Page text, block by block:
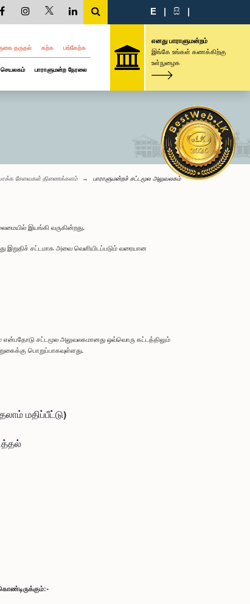
E | සි |
தருதல் கற்க பங்கேற்க
செயலகம் பாராளுமன்ற நேரலை
எனது பாராளுமன்றம்
இங்கே உங்கள் கணக்கிற்கு
உள்நுழைக
சேவைகள் திணைக்களம் பாராளுமன்றச் சட்டமூல அலுவலகம்
இயங்கி வருகின்றது.
இறுதிச் சட்டமாக அவை வெளியிடப்படும் வரையான
சட்டமூல அலுவலகமானது ஒவ்வொரு கட்டத்திலும்
பொறுப்பாகவுள்ளது.
மதிப்பீட்டு)